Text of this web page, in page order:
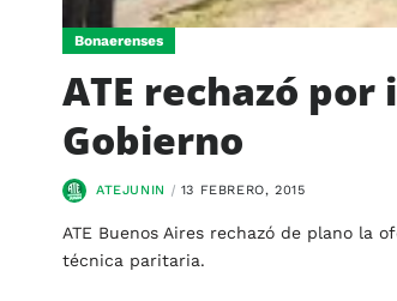
Bonaerenses
ATE rechazó
Gobierno
ATEJUNIN 13 FEBRERO, 2015
ATE Buenos Aires rechazó de plano la
técnica paritaria.